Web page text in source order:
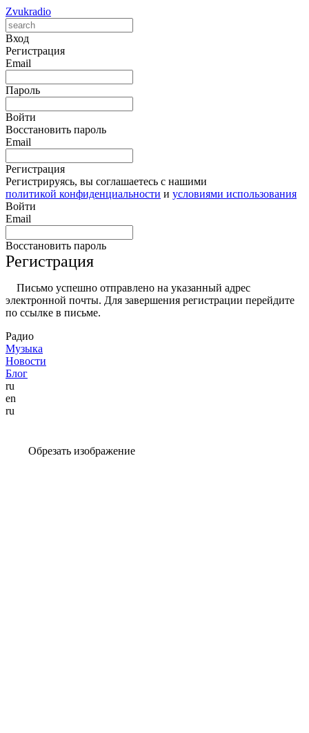
Zvukradio
Вход
Регистрация
Email
Пароль
Войти
Восстановить пароль
Email
Регистрация
Регистрируясь, вы соглашаетесь с нашими
политикой конфиденциальности и условиями использования
Войти
Email
Восстановить пароль
Регистрация
Письмо успешно отправлено на указанный адрес
электронной почты. Для завершения регистрации перейдите
по ссылке в письме.
Радио
Музыка
Новости
Блог
ru
en
ru
Обрезать изображение